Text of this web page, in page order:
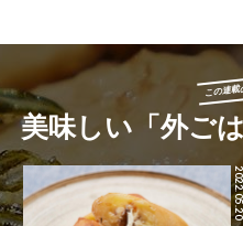
この連
美味しい「外ご